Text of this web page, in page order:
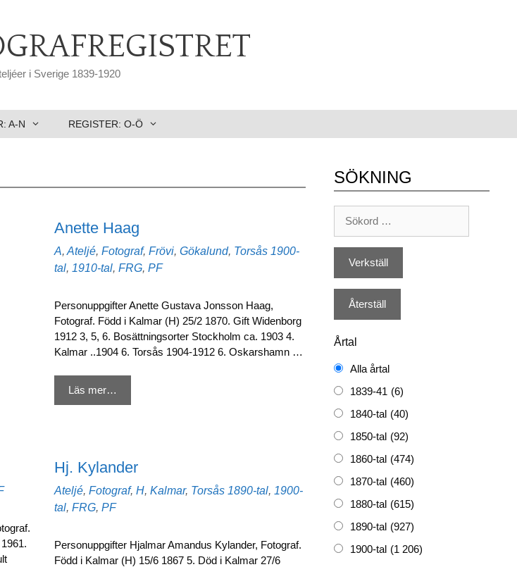
i Sverige 1839-1920
A-N REGISTER: O-Ö
Anette Haag
Kategorier
A, Ateljé, Fotograf, Frövi, Gökalund, Torsås Etiketter
1900-
tal, 1910-tal, FRG, PF
Personuppgifter Anette Gustava Jonsson Haag,
Fotograf. Född i Kalmar (H) 25/2 1870. Gift Widenborg
1912 3, 5, 6. Bosättningsorter Stockholm ca. 1903 4.
Kalmar ..1904 6. Torsås 1904-1912 6. Oskarshamn …
Läs mer…
Hj. Kylander
Kategorier
Ateljé, Fotograf, H, Kalmar, Torsås Etiketter
1890-tal, 1900-
tal, FRG, PF
Personuppgifter Hjalmar Amandus Kylander, Fotograf.
Född i Kalmar (H) 15/6 1867 5. Död i Kalmar 27/6
SÖKNING
Årtal
Alla årtal
1839-41 (6)
1840-tal (40)
1850-tal (92)
1860-tal (474)
1870-tal (460)
1880-tal (615)
1890-tal (927)
1900-tal (1 206)